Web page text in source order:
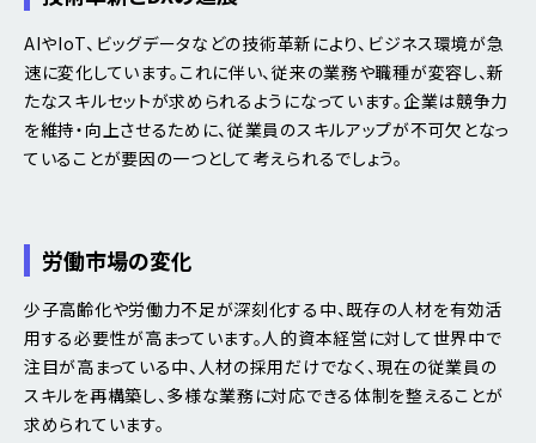
AIやIoT、ビッグデータなどの技術革新により、ビジネス環境が急
速に変化しています。これに伴い、従来の業務や職種が変容し、新
たなスキルセットが求められるようになっています。企業は競争力
を維持・向上させるために、従業員のスキルアップが不可欠となっ
ていることが要因の一つとして考えられるでしょう。
労働市場の変化
少子高齢化や労働力不足が深刻化する中、既存の人材を有効活
用する必要性が高まっています。人的資本経営に対して世界中で
注目が高まっている中、人材の採用だけでなく、現在の従業員の
スキルを再構築し、多様な業務に対応できる体制を整えることが
求められています。